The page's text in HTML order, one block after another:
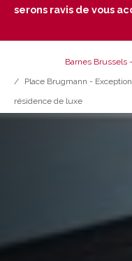
serons ravis de vous
Barnes Brussels
Place Brugmann -
résidence de luxe